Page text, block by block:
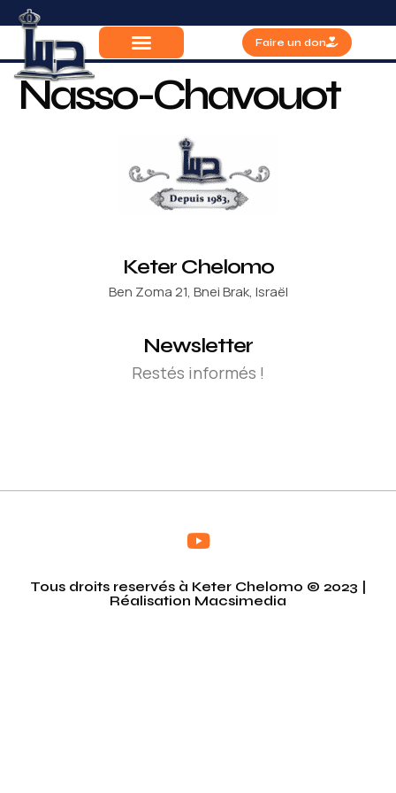
Faire un don
Nasso-Chavouot
Keter Chelomo
Ben Zoma 21, Bnei Brak, Israël
Newsletter
Restés informés !
Tous droits reservés à Keter Chelomo © 2023 |
Réalisation Macsimedia